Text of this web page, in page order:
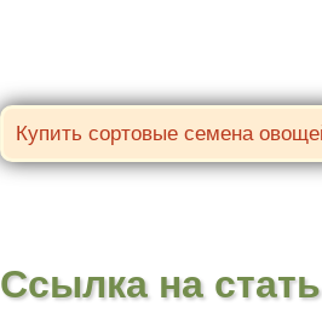
Ссылка на